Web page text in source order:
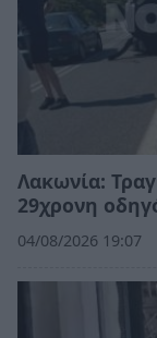
Λακωνία:
29χρονη
04/08/2026 19:07